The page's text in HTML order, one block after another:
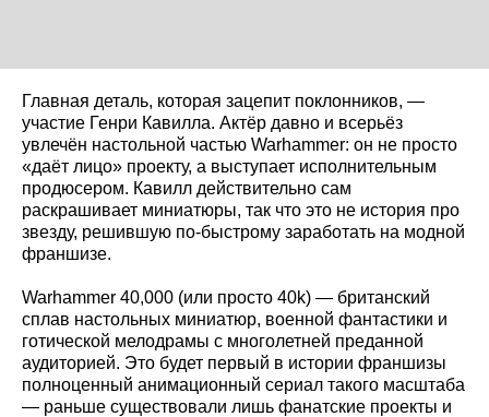
Главная деталь, которая зацепит поклонников, —
участие Генри Кавилла. Актёр давно и всерьёз
увлечён настольной частью Warhammer: он не просто
«даёт лицо» проекту, а выступает исполнительным
продюсером. Кавилл действительно сам
раскрашивает миниатюры, так что это не история про
звезду, решившую по-быстрому заработать на модной
франшизе.
Warhammer 40,000 (или просто 40k) — британский
сплав настольных миниатюр, военной фантастики и
готической мелодрамы с многолетней преданной
аудиторией. Это будет первый в истории франшизы
полноценный анимационный сериал такого масштаба
— раньше существовали лишь фанатские проекты и